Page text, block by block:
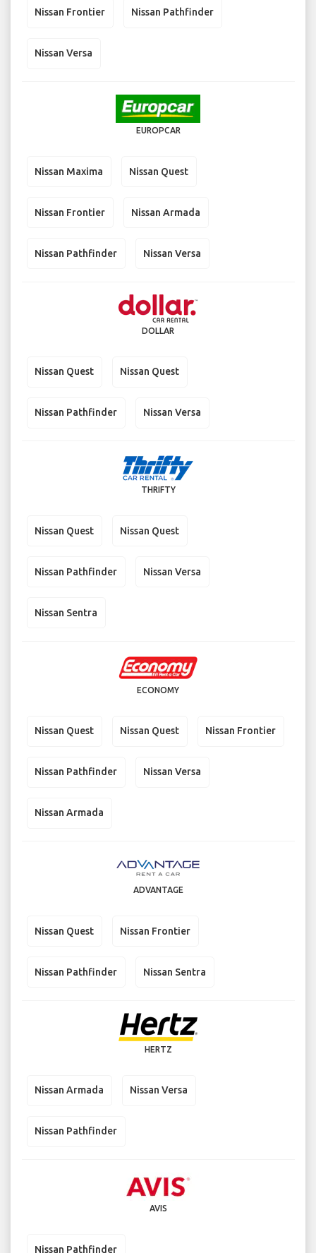
Nissan Frontier Nissan Pathfinder
Nissan Versa
EUROPCAR
Nissan Maxima Nissan Quest
Nissan Frontier Nissan Armada
Nissan Pathfinder Nissan Versa
DOLLAR
Nissan Quest Nissan Quest
Nissan Pathfinder Nissan Versa
THRIFTY
Nissan Quest Nissan Quest
Nissan Pathfinder Nissan Versa
Nissan Sentra
ECONOMY
Nissan Quest Nissan Quest Nissan Frontier
Nissan Pathfinder Nissan Versa
Nissan Armada
ADVANTAGE
Nissan Quest Nissan Frontier
Nissan Pathfinder Nissan Sentra
HERTZ
Nissan Armada Nissan Versa
Nissan Pathfinder
AVIS
Nissan Pathfinder